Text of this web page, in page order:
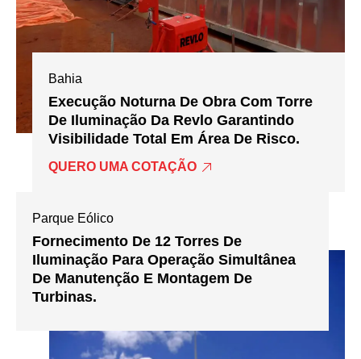
Bahia
Execução Noturna De Obra Com Torre
De Iluminação Da Revlo Garantindo
Visibilidade Total Em Área De Risco.
QUERO UMA COTAÇÃO
Parque Eólico
Fornecimento De 12 Torres De
Iluminação Para Operação Simultânea
De Manutenção E Montagem De
Turbinas.